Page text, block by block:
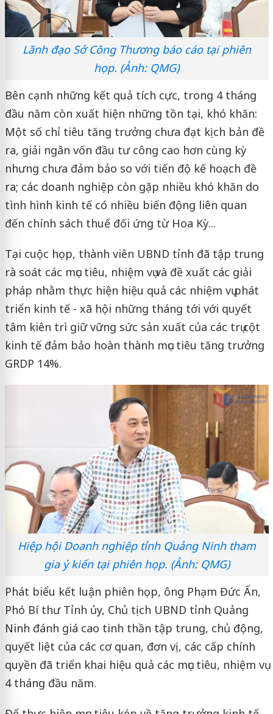
Lãnh đạo Sở Công Thương báo cáo tại phiên
họp. (Ảnh: QMG)
Bên cạnh những kết quả tích cực, trong 4 tháng
đầu năm còn xuất hiện những tồn tại, khó khăn:
Một số chỉ tiêu tăng trưởng chưa đạt kịch bản đề
ra, giải ngân vốn đầu tư công cao hơn cùng kỳ
nhưng chưa đảm bảo so với tiến độ kế hoạch đề
ra; các doanh nghiệp còn gặp nhiều khó khăn do
tình hình kinh tế có nhiều biến động liên quan
đến chính sách thuế đối ứng từ Hoa Kỳ...
Tại cuộc họp, thành viên UBND tỉnh đã tập trung
rà soát các mục tiêu, nhiệm vụ và đề xuất các giải
pháp nhằm thực hiện hiệu quả các nhiệm vụ phát
triển kinh tế - xã hội những tháng tới với quyết
tâm kiên trì giữ vững sức sản xuất của các trụ cột
kinh tế đảm bảo hoàn thành mục tiêu tăng trưởng
GRDP 14%.
Hiệp hội Doanh nghiệp tỉnh Quảng Ninh tham
gia ý kiến tại phiên họp. (Ảnh: QMG)
Phát biểu kết luận phiên họp, ông Phạm Đức Ấn,
Phó Bí thư Tỉnh ủy, Chủ tịch UBND tỉnh Quảng
Ninh đánh giá cao tinh thần tập trung, chủ động,
quyết liệt của các cơ quan, đơn vị, các cấp chính
quyền đã triển khai hiệu quả các mục tiêu, nhiệm vụ
4 tháng đầu năm.